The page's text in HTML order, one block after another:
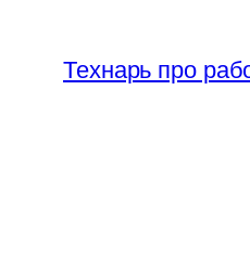
содержимому
Технарь про